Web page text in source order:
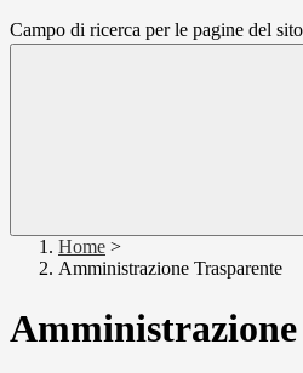
Campo di ricerca per le pagine del sito
Home >
Amministrazione Trasparente